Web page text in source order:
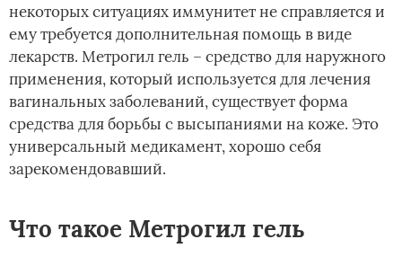
некоторых ситуациях иммунитет не справляется и
ему требуется дополнительная помощь в виде
лекарств. Метрогил гель – средство для наружного
применения, который используется для лечения
вагинальных заболеваний, существует форма
средства для борьбы с высыпаниями на коже. Это
универсальный медикамент, хорошо себя
зарекомендовавший.
Что такое Метрогил гель